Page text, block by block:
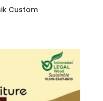
Custom